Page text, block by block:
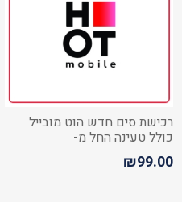
רכישת סים חדש הוט מובייל
כולל טעינה החל מ-
₪99.00